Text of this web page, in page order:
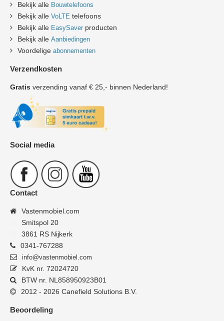
Bekijk alle Bouwtelefoons
Bekijk alle VoLTE telefoons
Bekijk alle EasySaver producten
Bekijk alle Aanbiedingen
Voordelige abonnementen
Verzendkosten
Gratis verzending vanaf € 25,- binnen Nederland!
Social media
Contact
Vastenmobiel.com
Smitspol 20
3861 RS Nijkerk
0341-767288
info@vastenmobiel.com
KvK nr. 72024720
BTW nr. NL858950923B01
2012 - 2026 Canefield Solutions B.V.
Beoordeling